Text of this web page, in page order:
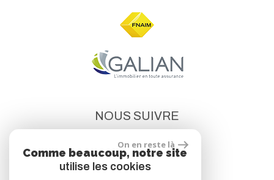
NOUS SUIVRE
On en reste là
Comme beaucoup, notre site
utilise les cookies